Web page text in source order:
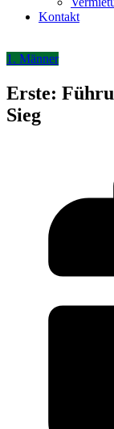
Kontakt
1. Männer
Erste:
Sieg